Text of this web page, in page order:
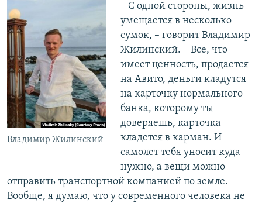
Владимир Жилинский
– С одной стороны, жизнь
умещается в несколько
сумок, – говорит Владимир
Жилинский. – Все, что
имеет ценность, продается
на Авито, деньги кладутся
на карточку нормального
банка, которому ты
доверяешь, карточка
кладется в карман. И
самолет тебя уносит куда
нужно, а вещи можно
отправить транспортной компанией по земле.
Вообще, я думаю, что у современного человека не